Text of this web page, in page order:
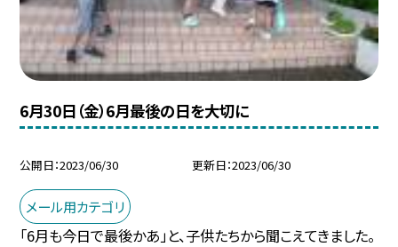
6月30日（金）6月最後の日を大切に
公開日 2023/06/30 更新日 2023/06/30
メール用カテゴリ
「6月も今日で最後かあ」と、子供たちから聞こえてきました。